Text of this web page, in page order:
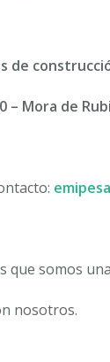
de
– Mora de
que somos
nosotros.